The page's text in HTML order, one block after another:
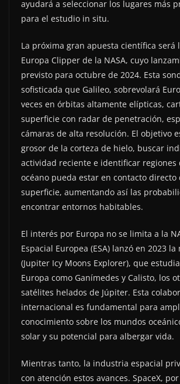
ayudará a seleccionar los lugares más
para el estudio in situ.
La próxima gran apuesta científica será
Europa Clipper de la NASA, cuyo
previsto para octubre de 2024. Esta
sofisticada que Galileo, sobrevolará
veces en órbitas altamente elípticas,
superficie con radar de penetración,
cámaras de alta resolución. El objetivo
grosor de la corteza de hielo, buscar
actividad reciente e identificar regiones
océano pueda estar en contacto directo
superficie, aumentando así las
encontrar entornos habitables.
El interés por Europa no se limita a la
Espacial Europea (ESA) lanzó en 2023 la
(Jupiter Icy Moons Explorer), que
Europa como Ganímedes y Calisto, los
satélites helados de Júpiter. Esta
internacional es fundamental para
conocimiento sobre los mundos
solar y su potencial para albergar vida.
Mientras tanto, la industria espacial
con atención estos avances. SpaceX,